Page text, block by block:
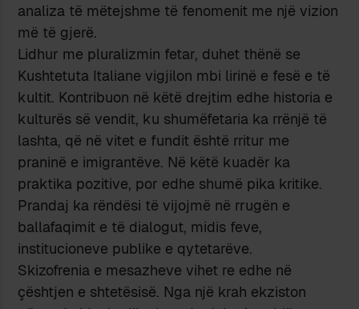
analiza të mëtejshme të fenomenit me një vizion
më të gjerë.
Lidhur me pluralizmin fetar, duhet thënë se
Kushtetuta Italiane vigjilon mbi lirinë e fesë e të
kultit. Kontribuon në këtë drejtim edhe historia e
kulturës së vendit, ku shumëfetaria ka rrënjë të
lashta, që në vitet e fundit është rritur me
praninë e imigrantëve. Në këtë kuadër ka
praktika pozitive, por edhe shumë pika kritike.
Prandaj ka rëndësi të vijojmë në rrugën e
ballafaqimit e të dialogut, midis feve,
institucioneve publike e qytetarëve.
Skizofrenia e mesazheve vihet re edhe në
çështjen e shtetësisë. Nga një krah ekziston